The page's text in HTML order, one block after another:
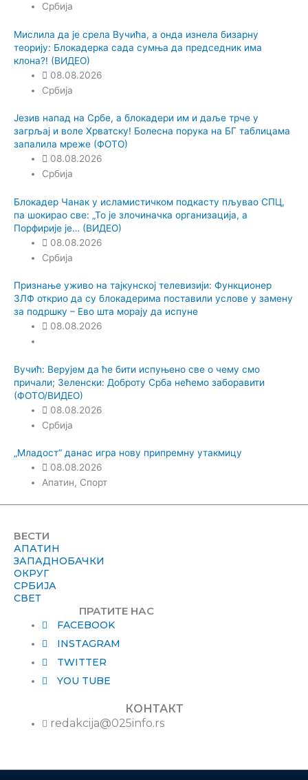
Србија
Мислила да је срела Вучића, а онда изнела бизарну
теорију: Блокадерка сада сумња да председник има
клона?! (ВИДЕО)
08.08.2026
Србија
Језив напад на Србе, а блокадери им и даље трче у
загрљај и воле Хрватску! Болесна порука на БГ таблицама
запалила мреже (ФОТО)
08.08.2026
Србија
Блокадер Чанак у исламистичком подкасту пљувао СПЦ,
па шокирао све: „То је злочиначка организација, а
Порфирије је… (ВИДЕО)
08.08.2026
Србија
Признање уживо на тајкунској телевизији: Функционер
ЗЛФ открио да су блокадерима поставили услове у замену
за подршку – Ево шта морају да испуне
08.08.2026
Вучић: Верујем да ће бити испуњено све о чему смо
причали; Зеленски: Доброту Срба нећемо заборавити
(ФОТО/ВИДЕО)
08.08.2026
Србија
„Младост“ данас игра нову припремну утакмицу
08.08.2026
Апатин, Спорт
ВЕСТИ
АПАТИН
ЗАПАДНОБАЧКИ
ОКРУГ
СРБИЈА
СВЕТ
ПРАТИТЕ НАС
FACEBOOK
INSTAGRAM
TWITTER
YOU TUBE
КОНТАКТ
redakcija@025info.rs